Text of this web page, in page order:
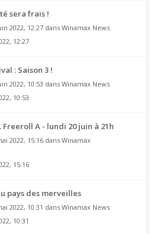
sera frais !
2022, 12:27 dans Winamax News
12:27
: Saison 3 !
2022, 10:53 dans Winamax News
10:53
Freeroll A - lundi 20 juin à 21h
2022, 15:16 dans Winamax
15:16
pays des merveilles
2022, 10:31 dans Winamax News
10:31